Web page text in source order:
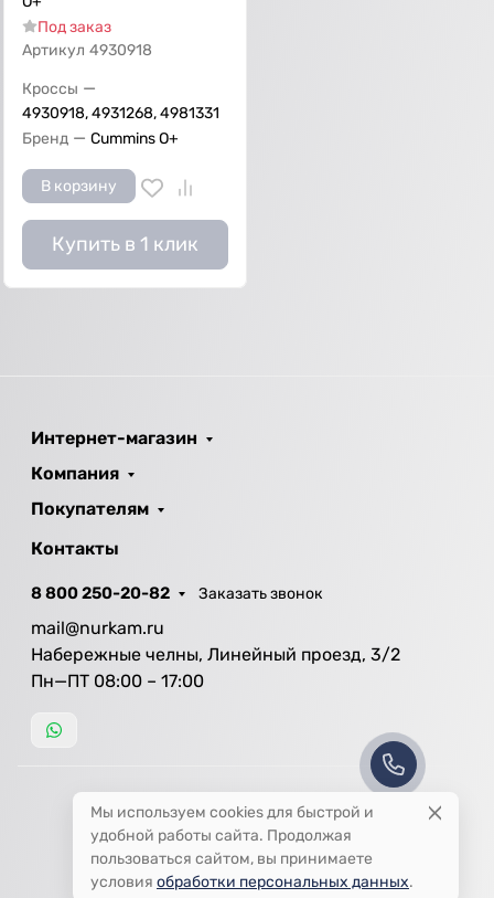
Под заказ
Артикул 4930918
Кроссы —
4930918, 4931268, 4981331
Бренд — Cummins O+
В корзину
Купить в 1 клик
Интернет-магазин
Компания
Покупателям
Контакты
8 800 250-20-82 Заказать звонок
mail@nurkam.ru
Набережные челны, Линейный проезд, 3/2
Пн—ПТ 08:00 – 17:00
Мы используем cookies для быстрой и
удобной работы сайта. Продолжая
пользоваться сайтом, вы принимаете
условия обработки персональных данных.